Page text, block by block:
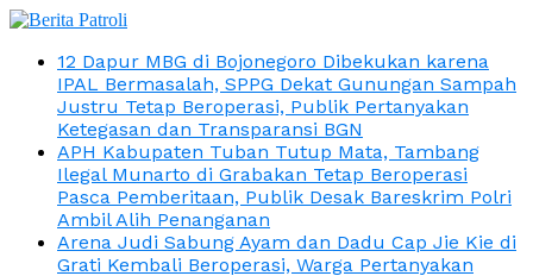
12 Dapur MBG di Bojonegoro Dibekukan karena
IPAL Bermasalah, SPPG Dekat Gunungan Sampah
Justru Tetap Beroperasi, Publik Pertanyakan
Ketegasan dan Transparansi BGN
APH Kabupaten Tuban Tutup Mata, Tambang
Ilegal Munarto di Grabakan Tetap Beroperasi
Pasca Pemberitaan, Publik Desak Bareskrim Polri
Ambil Alih Penanganan
Arena Judi Sabung Ayam dan Dadu Cap Jie Kie di
Grati Kembali Beroperasi, Warga Pertanyakan